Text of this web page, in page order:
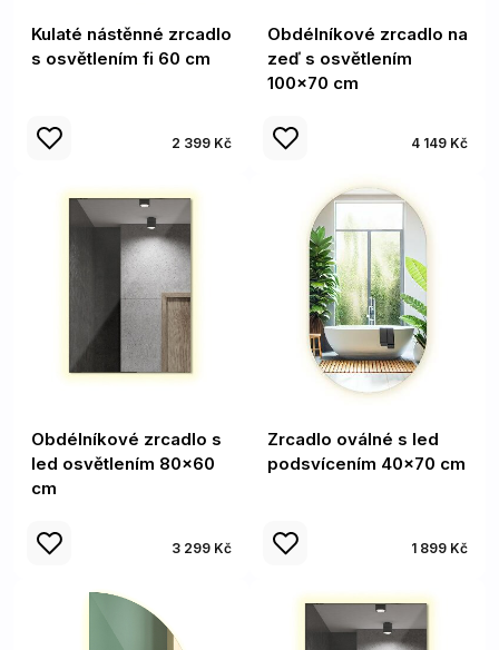
Kulaté nástěnné zrcadlo
s osvětlením fi 60 cm
2 399 Kč
Obdélníkové zrcadlo na
zeď s osvětlením
100x70 cm
4 149 Kč
Obdélníkové zrcadlo s
led osvětlením 80x60
cm
3 299 Kč
Zrcadlo oválné s led
podsvícením 40x70 cm
1 899 Kč